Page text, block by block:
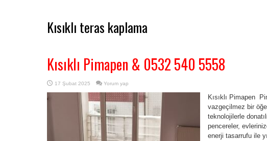
Kısıklı teras kaplama
Kısıklı Pimapen & 0532 540 5558
17 Şubat 2025 Yorum yap
Kısıklı Pimapen
vazgeçilmez bir
teknolojilerle
pencereler,
enerji tasarrufu ile